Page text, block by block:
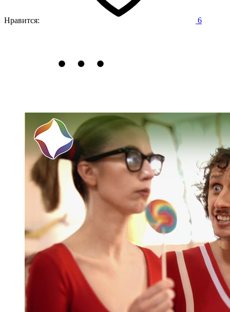
Нравится: 6